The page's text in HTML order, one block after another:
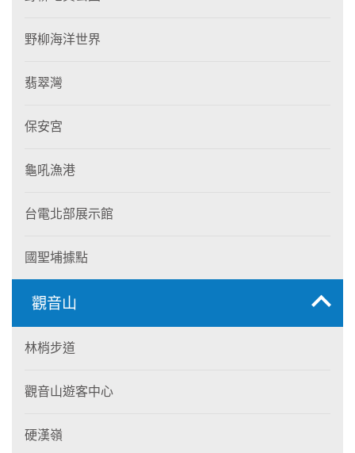
野柳海洋世界
翡翠灣
保安宮
龜吼漁港
台電北部展示館
國聖埔據點
觀音山
林梢步道
觀音山遊客中心
硬漢嶺